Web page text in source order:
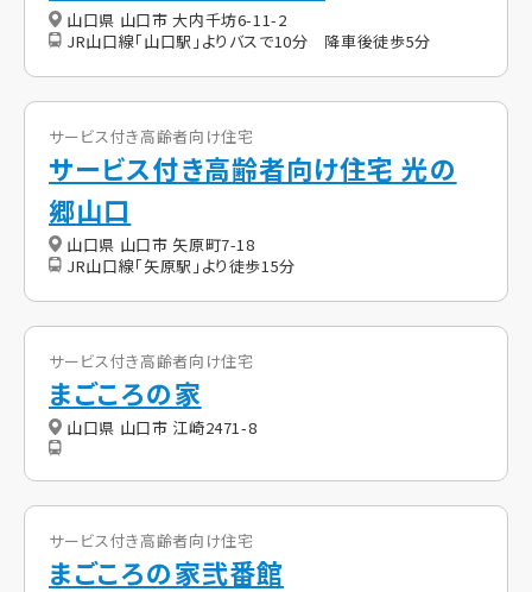
山口県 山口市 大内千坊6-11-2
JR山口線「山口駅」よりバスで10分 降車後徒歩5分
サービス付き高齢者向け住宅
サービス付き高齢者向け住宅 光の
郷山口
山口県 山口市 矢原町7-18
JR山口線「矢原駅」より徒歩15分
サービス付き高齢者向け住宅
まごころの家
山口県 山口市 江崎2471-8
サービス付き高齢者向け住宅
まごころの家弐番館